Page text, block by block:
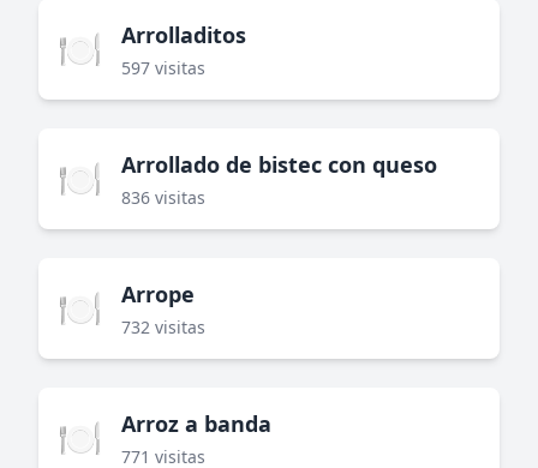
🍽️ Arrolladitos
597 visitas
🍽️ Arrollado de bistec con queso
836 visitas
🍽️ Arrope
732 visitas
🍽️ Arroz a banda
771 visitas